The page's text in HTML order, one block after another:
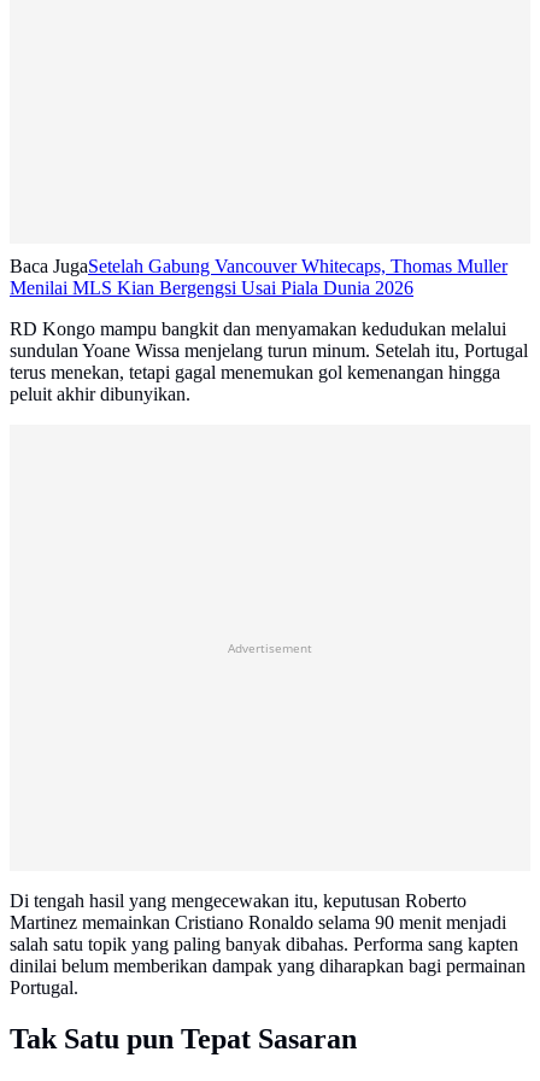
Baca JugaSetelah Gabung Vancouver Whitecaps, Thomas Muller
Menilai MLS Kian Bergengsi Usai Piala Dunia 2026
RD Kongo mampu bangkit dan menyamakan kedudukan melalui
sundulan Yoane Wissa menjelang turun minum. Setelah itu, Portugal
terus menekan, tetapi gagal menemukan gol kemenangan hingga
peluit akhir dibunyikan.
Advertisement
Di tengah hasil yang mengecewakan itu, keputusan Roberto
Martinez memainkan Cristiano Ronaldo selama 90 menit menjadi
salah satu topik yang paling banyak dibahas. Performa sang kapten
dinilai belum memberikan dampak yang diharapkan bagi permainan
Portugal.
Tak Satu pun Tepat Sasaran